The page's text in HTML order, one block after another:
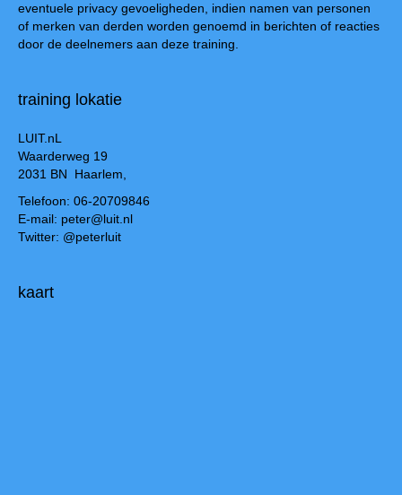
eventuele privacy gevoeligheden, indien namen van personen
of merken van derden worden genoemd in berichten of reacties
door de deelnemers aan deze training.
training lokatie
LUIT.nL
Waarderweg 19
2031 BN Haarlem,
Telefoon: 06-20709846
E-mail: peter@luit.nl
Twitter: @peterluit
kaart